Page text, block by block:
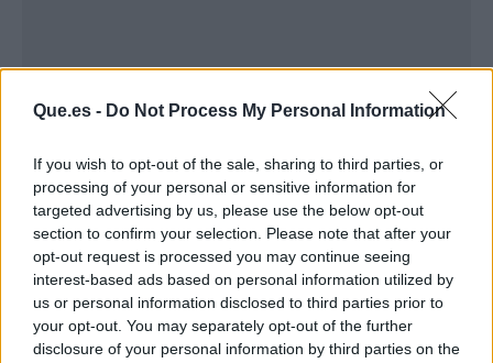
Que.es - Do Not Process My Personal Information
If you wish to opt-out of the sale, sharing to third parties, or
processing of your personal or sensitive information for
targeted advertising by us, please use the below opt-out
section to confirm your selection. Please note that after your
opt-out request is processed you may continue seeing
interest-based ads based on personal information utilized by
us or personal information disclosed to third parties prior to
your opt-out. You may separately opt-out of the further
disclosure of your personal information by third parties on the
Publicidad